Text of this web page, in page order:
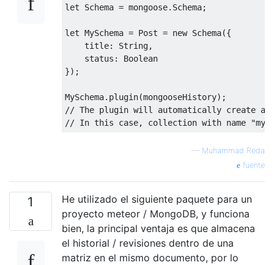
let
Schema = mongoose. Schema;
let MySchema = Post = new Schema({
    title
: String,
    status
:
Boolean
});
MySchema. plugin(mongooseHistory);
// The plugin will automatically create a
// In this case, collection with name
— Muhammad Reda
fuente
1
He utilizado el siguiente paquete para un
proyecto meteor / MongoDB, y funciona
bien, la principal ventaja es que almacena
el historial / revisiones dentro de una
matriz en el mismo documento, por lo